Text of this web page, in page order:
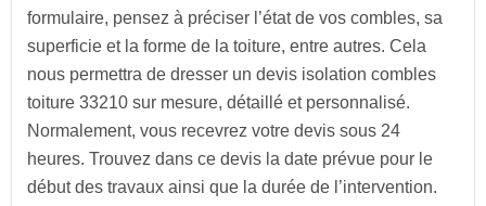
formulaire, pensez à préciser l’état de vos combles, sa
superficie et la forme de la toiture, entre autres. Cela
nous permettra de dresser un devis isolation combles
toiture 33210 sur mesure, détaillé et personnalisé.
Normalement, vous recevrez votre devis sous 24
heures. Trouvez dans ce devis la date prévue pour le
début des travaux ainsi que la durée de l’intervention.